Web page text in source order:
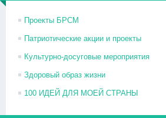
Проекты БРСМ
Патриотические акции и проекты
Культурно-досуговые мероприятия
Здоровый образ жизни
100 ИДЕЙ ДЛЯ МОЕЙ СТРАНЫ